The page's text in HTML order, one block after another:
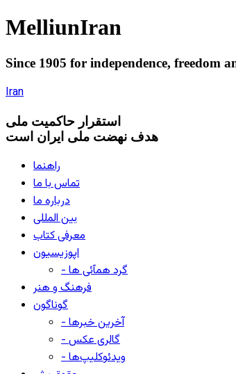
MelliunIran
Since 1905 for independence, freedom
Iran
استقرار حاکميت ملی
هدف نهضت ملی ایران است
راهنما
تماس با ما
درباره ما
بین المللی
معرفی کتاب
اپوزیسیون
- گرد همآئی ها
فرهنگ و هنر
گوناگون
- آخرین خبرها
- گالری عکس
- ویدئوکلیپ‌ها